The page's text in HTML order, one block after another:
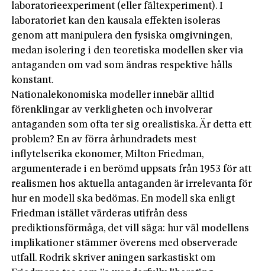
laboratorieexperiment (eller fältexperiment). I
laboratoriet kan den kausala effekten isoleras
genom att manipulera den fysiska omgivningen,
medan isolering i den teoretiska modellen sker via
antaganden om vad som ändras respektive hålls
konstant.
Nationalekonomiska modeller innebär alltid
förenklingar av verkligheten och involverar
antaganden som ofta ter sig orealistiska. Är detta ett
problem? En av förra århundradets mest
inflytelserika ekonomer, Milton Friedman,
argumenterade i en berömd uppsats från 1953 för att
realismen hos aktuella antaganden är irrelevanta för
hur en modell ska bedömas. En modell ska enligt
Friedman istället värderas utifrån dess
prediktionsförmåga, det vill säga: hur väl modellens
implikationer stämmer överens med observerade
utfall. Rodrik skriver aningen sarkastiskt om